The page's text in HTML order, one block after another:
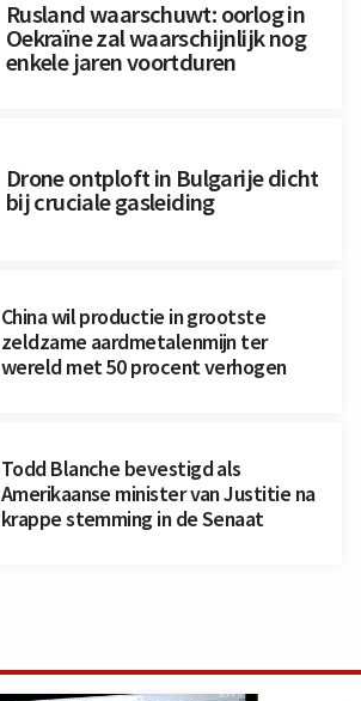
Rusland waarschuwt: oorlog in
Oekraïne zal waarschijnlijk nog
enkele jaren voortduren
Drone ontploft in Bulgarije dicht
bij cruciale gasleiding
China wil productie in grootste
zeldzame aardmetalenmijn ter
wereld met 50 procent verhogen
Todd Blanche bevestigd als
Amerikaanse minister van Justitie na
krappe stemming in de Senaat